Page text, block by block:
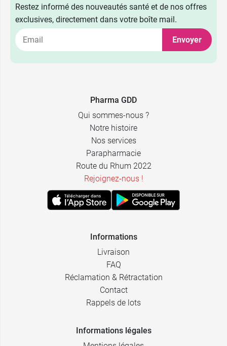
Restez informé des nouveautés santé et de nos offres
exclusives, directement dans votre boîte mail.
Envoyer
Pharma GDD
Qui sommes-nous ?
Notre histoire
Nos services
Parapharmacie
Route du Rhum 2022
Rejoignez-nous !
Informations
Livraison
FAQ
Réclamation & Rétractation
Contact
Rappels de lots
Informations légales